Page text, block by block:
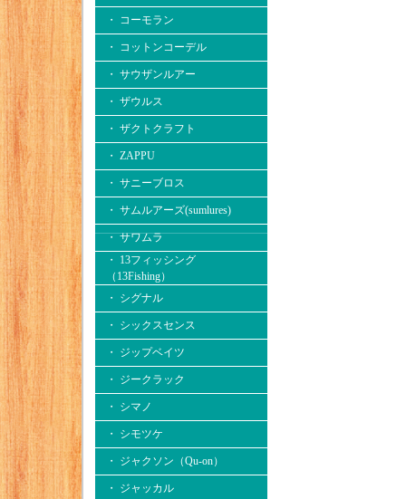
・ コーモラン
・ コットンコーデル
・ サウザンルアー
・ ザウルス
・ ザクトクラフト
・ ZAPPU
・ サニーブロス
・ サムルアーズ(sumlures)
・ サワムラ
・ 13フィッシング
（13Fishing）
・ シグナル
・ シックスセンス
・ ジップベイツ
・ ジークラック
・ シマノ
・ シモツケ
・ ジャクソン（Qu-on）
・ ジャッカル